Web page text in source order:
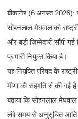
बीकानेर (6 अगस्त 2026):
सोहनलाल मेघवाल को
और बड़ी जिम्मेदारी सौंपी
प्रभारी नियुक्त किया है।
यह नियुक्ति परिषद के
मीणा की सहमति से की गई
बताया कि सोहनलाल मेघवाल
लंबे समय से अनुसूचित जाति